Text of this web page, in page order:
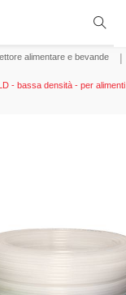
alimentare e bevande
- bassa densità - per alimenti